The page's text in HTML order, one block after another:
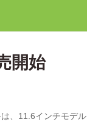
開始
、11.6インチモデル